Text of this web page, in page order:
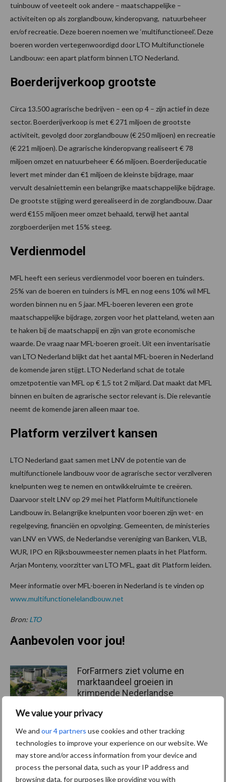
We value your privacy
We and our 4 partners use cookies and other tracking
technologies to improve your experience on our website. We
may store and/or access information from your device and
process the personal data, such as your IP address and
browsing data, for purposes like providing you with
tuinbouw of veeteelt ook andere – maatschappelijke –
activiteiten op als zorglandbouw, kinderopvang, natuurbeheer
en/of recreatie. Deze boeren noemen we ‘multifunctioneel’. Deze
boeren worden vertegenwoordigd door LTO Multifunctionele
Landbouw: een apart platform binnen LTO Nederland.
Boerderijverkoop grootste
Circa 13.500 agrarische bedrijven – een op 4 – zijn actief in deze
sector. Boerderijverkoop is met € 271 miljoen de grootste
activiteit, gevolgd door zorglandbouw (€ 250 miljoen) en recreatie
(€ 221 miljoen). De agrarische kinderopvang realiseert € 78
miljoen omzet en natuurbeheer € 66 miljoen. Boerderijeducatie
levert met minder dan €1 miljoen de kleinste bijdrage, maar
vervult desalniettemin een belangrijke maatschappelijke bijdrage.
De grootste stijging werd gerealiseerd in de zorglandbouw. Daar
werd €155 miljoen meer omzet behaald, terwijl het aantal
zorgboerderijen met 15% steeg.
Verdienmodel
MFL heeft een serieus verdienmodel voor boeren en tuinders.
25% van de boeren en tuinders is MFL en nog eens 10% wil MFL
worden binnen nu en 5 jaar. MFL-boeren leveren een grote
maatschappelijke bijdrage, zorgen voor het platteland, weten aan
te haken bij de maatschappij en zijn van grote economische
waarde. De vraag naar MFL-boeren groeit. Uit een inventarisatie
van LTO Nederland blijkt dat het aantal MFL-boeren in Nederland
de komende jaren stijgt. LTO Nederland schat de totale
omzetpotentie van MFL op € 1,5 tot 2 miljard. Dat maakt dat MFL
binnen en buiten de agrarische sector relevant is. Die relevantie
neemt de komende jaren alleen maar toe.
Platform verzilvert kansen
LTO Nederland gaat samen met LNV de potentie van de
multifunctionele landbouw voor de agrarische sector verzilveren
knelpunten weg te nemen en ontwikkelruimte te creëren.
Daarvoor stelt LNV op 29 mei het Platform Multifunctionele
Landbouw in. Belangrijke knelpunten voor boeren zijn wet- en
regelgeving, financiën en opvolging. Gemeenten, de ministeries
van LNV en VWS, de Nederlandse vereniging van Banken, VLB,
WUR, IPO en Rijksbouwmeester nemen plaats in het Platform.
Arjan Monteny, voorzitter van LTO MFL, gaat dit Platform leiden.
Meer informatie over MFL-boeren in Nederland is te vinden op
www.multifunctionelelandbouw.net
Bron: LTO
Aanbevolen voor jou!
ForFarmers ziet volume en
marktaandeel groeien in
krimpende Nederlandse
Tien praktische tips voor
een langere levensduur